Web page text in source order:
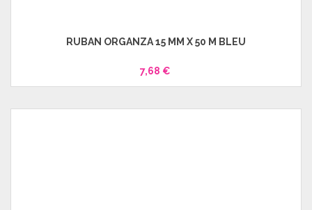
RUBAN ORGANZA 15 MM X 50 M BLEU
7,68 €